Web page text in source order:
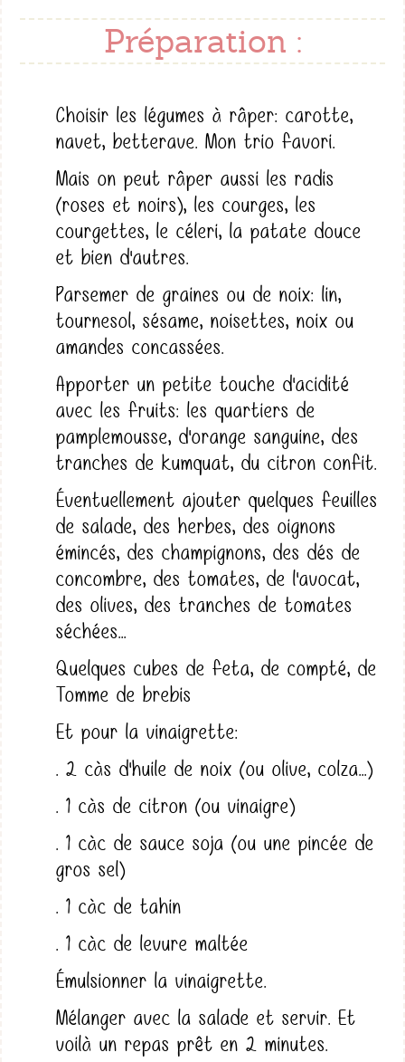
Préparation :
Choisir les légumes à râper: carotte,
navet, betterave. Mon trio favori.
Mais on peut râper aussi les radis
(roses et noirs), les courges, les
courgettes, le céleri, la patate douce
et bien d'autres.
Parsemer de graines ou de noix: lin,
tournesol, sésame, noisettes, noix ou
amandes concassées.
Apporter un petite touche d'acidité
avec les fruits: les quartiers de
pamplemousse, d'orange sanguine, des
tranches de kumquat, du citron confit.
Éventuellement ajouter quelques feuilles
de salade, des herbes, des oignons
émincés, des champignons, des dés de
concombre, des tomates, de l'avocat,
des olives, des tranches de tomates
séchées...
Quelques cubes de feta, de compté, de
Tomme de brebis
Et pour la vinaigrette:
. 2 càs d'huile de noix (ou olive, colza...)
. 1 càs de citron (ou vinaigre)
. 1 càc de sauce soja (ou une pincée de
gros sel)
. 1 càc de tahin
. 1 càc de levure maltée
Émulsionner la vinaigrette.
Mélanger avec la salade et servir. Et
voilà un repas prêt en 2 minutes.